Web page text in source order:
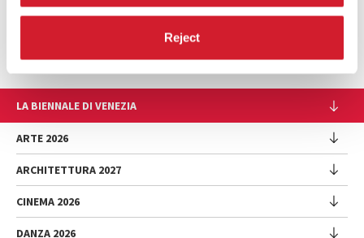
Reject
LA BIENNALE DI VENEZIA
L'Istituzione
Cariche istituzionali
Storia
Luoghi
Sponsorship
ARTE 2026
Esposizione
Intervento di Pietrangelo Buttafuoco
ARCHITETTURA 2027
Mostra
CINEMA 2026
DANZA 2026